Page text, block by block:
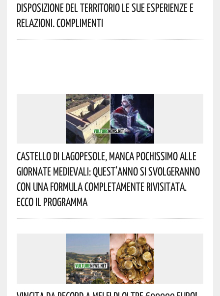
Disposizione Del Territorio Le Sue Esperienze E
Relazioni. Complimenti
Castello Di Lagopesole, Manca Pochissimo Alle
Giornate Medievali: Quest’anno Si Svolgeranno
Con Una Formula Completamente Rivisitata.
Ecco Il Programma